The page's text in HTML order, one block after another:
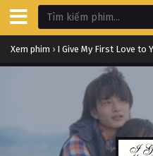
Xem phim › I Give My First Love to